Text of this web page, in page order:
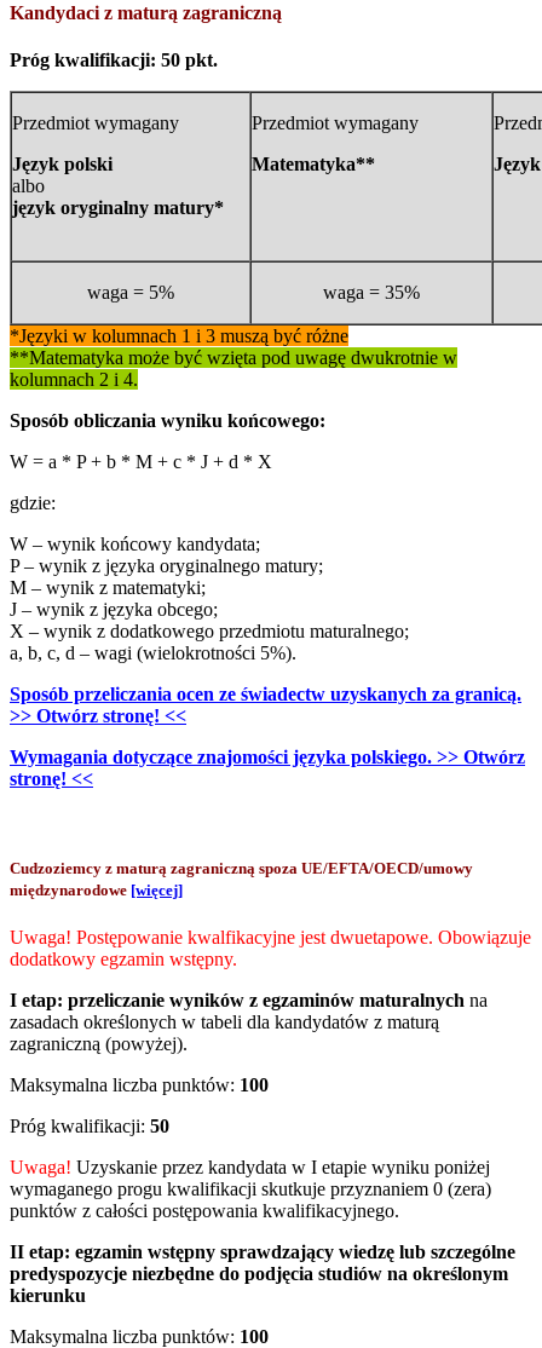
Kandydaci z maturą zagraniczną
Próg kwalifikacji: 50 pkt.
Przedmiot wymagany
Język polski
albo
język oryginalny matury*
Przedmiot wymagany
Matematyka**
waga = 5% waga = 35%
*Języki w kolumnach 1 i 3 muszą być różne
**Matematyka może być wzięta pod uwagę dwukrotnie w
kolumnach 2 i 4.
Sposób obliczania wyniku końcowego:
W = a * P + b * M + c * J + d * X
gdzie:
W – wynik końcowy kandydata;
P – wynik z języka oryginalnego matury;
M – wynik z matematyki;
J – wynik z języka obcego;
X – wynik z dodatkowego przedmiotu maturalnego;
a, b, c, d – wagi (wielokrotności 5%).
Sposób przeliczania ocen ze świadectw uzyskanych za granicą.
>> Otwórz stronę! <<
Wymagania dotyczące znajomości języka polskiego. >> Otwórz
stronę! <<
Cudzoziemcy z maturą zagraniczną spoza UE/EFTA/OECD/umowy
międzynarodowe [więcej]
Uwaga! Postępowanie kwalfikacyjne jest dwuetapowe. Obowiązuje
dodatkowy egzamin wstępny.
I etap: przeliczanie wyników z egzaminów maturalnych na
zasadach określonych w tabeli dla kandydatów z maturą
zagraniczną (powyżej).
Maksymalna liczba punktów: 100
Próg kwalifikacji: 50
Uwaga! Uzyskanie przez kandydata w I etapie wyniku poniżej
wymaganego progu kwalifikacji skutkuje przyznaniem 0 (zera)
punktów z całości postępowania kwalifikacyjnego.
II etap: egzamin wstępny sprawdzający wiedzę lub szczególne
predyspozycje niezbędne do podjęcia studiów na określonym
kierunku
Maksymalna liczba punktów: 100